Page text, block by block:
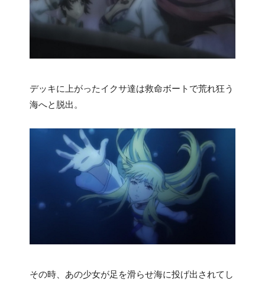
デッキに上がったイクサ達は救命ボートで荒れ狂う
海へと脱出。
その時、あの少女が足を滑らせ海に投げ出されてし